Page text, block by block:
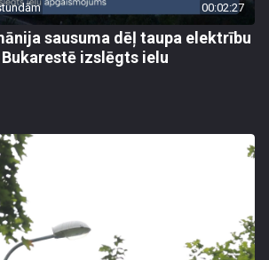
00:02:27
sausuma dēļ taupa elektrību
izslēgts ielu